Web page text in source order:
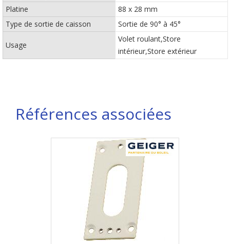
Platine
88 x 28 mm
Type de sortie de caisson
Sortie de 90° à 45°
Usage
Volet roulant,Store
intérieur,Store extérieur
Références associées